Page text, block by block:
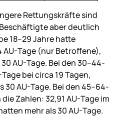
Rettungskräfte sind
aber deutlich
18–29 Jahre hatte
Tage (nur Betroffene),
AU-Tage. Bei den 30–44-
bei circa 19 Tagen,
30 AU-Tage. Bei den 45–64-
Zahlen: 32,91 AU-Tage im
mehr als 30 AU-Tage.